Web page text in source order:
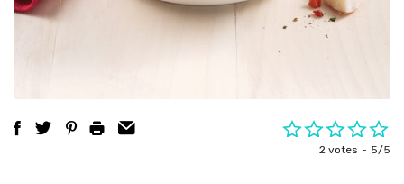
2 votes 5/5